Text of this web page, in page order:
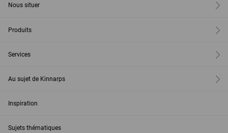
Nous situer
Produits
Services
Au sujet de Kinnarps
Inspiration
Sujets thématiques